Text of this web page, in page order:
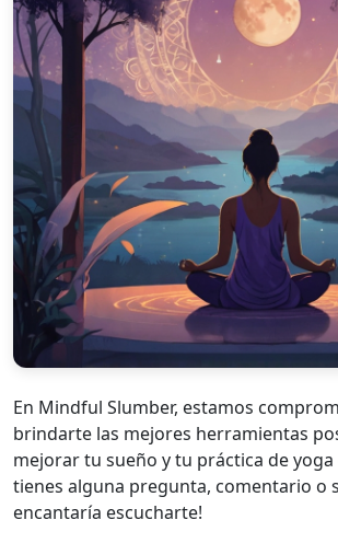
En Mindful Slumber, estamos
brindarte las mejores herramientas
mejorar tu sueño y tu práctica de yoga
tienes alguna pregunta, comentario o
encantaría escucharte!